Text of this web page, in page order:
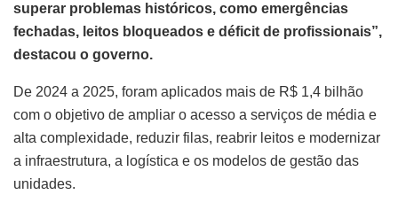
superar problemas históricos, como emergências
fechadas, leitos bloqueados e déficit de profissionais”,
destacou o governo.
De 2024 a 2025, foram aplicados mais de R$ 1,4 bilhão
com o objetivo de ampliar o acesso a serviços de média e
alta complexidade, reduzir filas, reabrir leitos e modernizar
a infraestrutura, a logística e os modelos de gestão das
unidades.